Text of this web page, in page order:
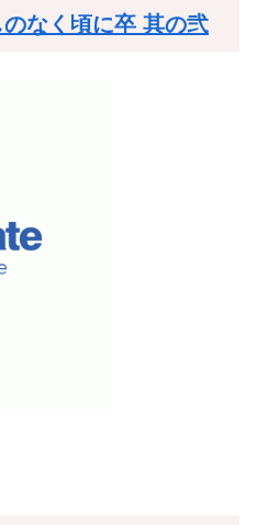
のなく頃に卒 其の弐